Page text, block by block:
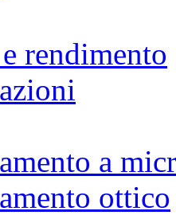
rendimento
a
ottico